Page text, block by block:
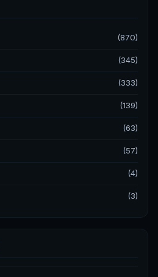
(870)
(345)
(333)
(139)
(63)
(57)
(4)
(3)